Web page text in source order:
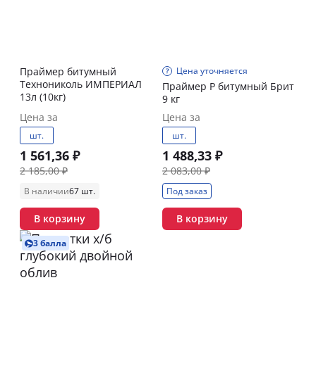
Праймер битумный
Технониколь ИМПЕРИАЛ
13л (10кг)
Цена за
шт.
1 561,36 ₽
2 185,00 ₽
В наличии67 шт.
В корзину
Цена уточняется
Праймер P битумный Брит
9 кг
Цена за
шт.
1 488,33 ₽
2 083,00 ₽
Под заказ
В корзину
3 балла